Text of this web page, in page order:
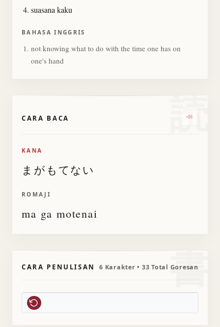
suasana kaku
BAHASA INGGRIS
not knowing what to do with the time one has on
one's hand
読
CARA BACA
KANA
まがもてない
ROMAJI
ma ga motenai
書
CARA PENULISAN 6 Karakter • 33 Total Goresan